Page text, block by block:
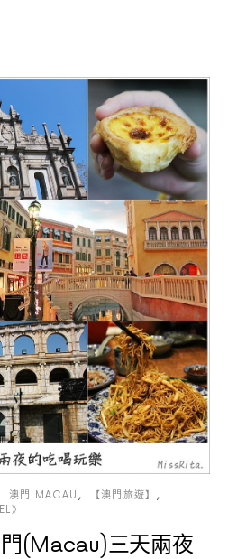
澳門 MACAU
【澳門旅遊】
》
門(Macau)三天兩夜